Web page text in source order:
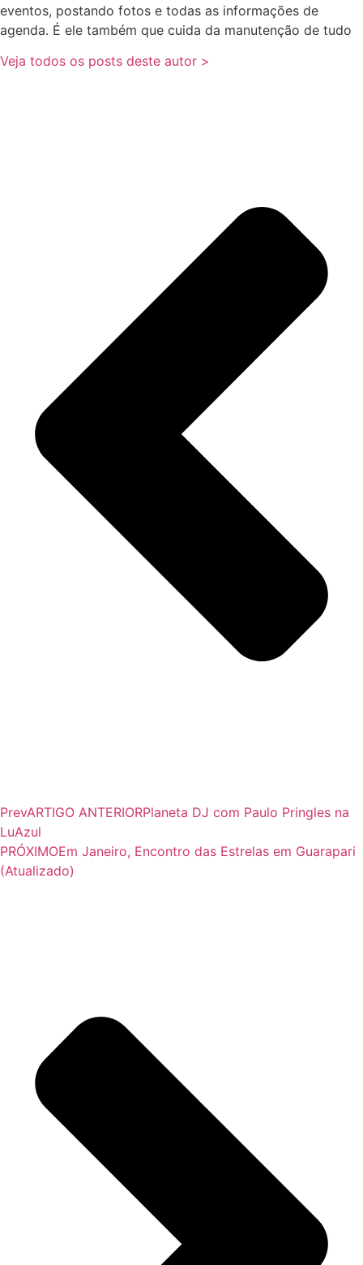
eventos, postando fotos e todas as informações de
agenda. É ele também que cuida da manutenção de tudo
Veja todos os posts deste autor >
PrevARTIGO ANTERIORPlaneta DJ com Paulo Pringles na
LuAzul
PRÓXIMOEm Janeiro, Encontro das Estrelas em Guarapari
(Atualizado)